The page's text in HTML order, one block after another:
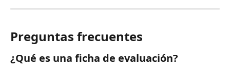
Preguntas frecuentes
¿Qué es una ficha de evaluación?